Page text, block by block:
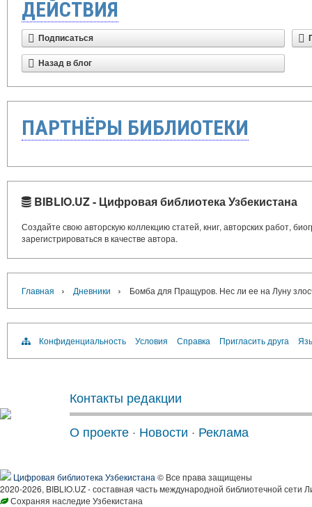
ДЕЙСТВИЯ
Подписаться
Назад в блог
ПАРТНЁРЫ БИБЛИОТЕКИ
BIBLIO.UZ - Цифровая библиотека Узбекистана
Создайте свою авторскую коллекцию статей, книг, авторских работ,
зарегистрироваться в качестве автора.
Главная › Дневники › Бомба для Пращуров. Нес ли ее на Луну
Конфиденциальность Условия Справка Пригласить друга
Контакты редакции
О проекте · Новости · Реклама
Цифровая библиотека Узбекистана © Все права защищены
2020-2026, BIBLIO.UZ - составная часть международной библиотечной сети
Сохраняя наследие Узбекистана